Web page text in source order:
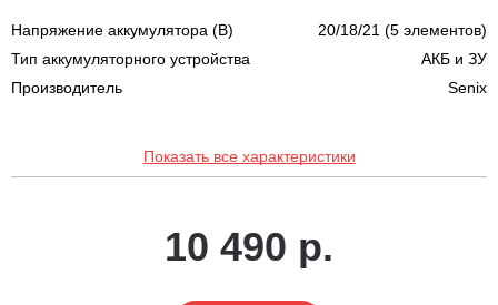
Напряжение аккумулятора (В)
20/18/21 (5 элементов)
Тип аккумуляторного устройства
АКБ и ЗУ
Производитель
Senix
Показать все характеристики
10 490 р.